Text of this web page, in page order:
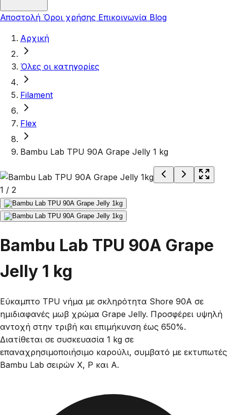
Αποστολή Όροι χρήσης Επικοινωνία Blog
Αρχική
Όλες οι κατηγορίες
Filament
Flex
Bambu Lab TPU 90A Grape Jelly 1 kg
1 / 2
Bambu Lab TPU 90A Grape
Jelly 1 kg
Εύκαμπτο TPU νήμα με σκληρότητα Shore 90A σε
ημιδιαφανές μωβ χρώμα Grape Jelly. Προσφέρει υψηλή
αντοχή στην τριβή και επιμήκυνση έως 650%.
Διατίθεται σε συσκευασία 1 kg σε
επαναχρησιμοποιήσιμο καρούλι, συμβατό με εκτυπωτές
Bambu Lab σειρών X, P και A.